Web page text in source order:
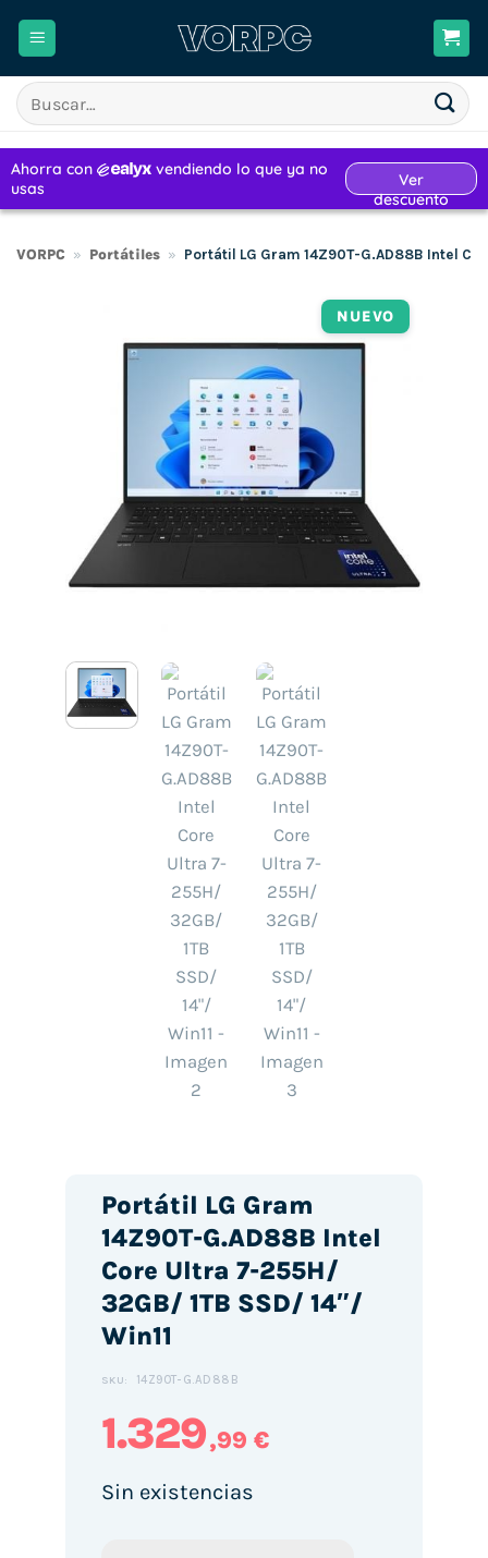
Buscar
por:
VORPC » Portátiles » Portátil LG Gram 14Z90T-G.AD88B Intel
NUEVO
Portátil LG Gram
14Z90T-G.AD88B Intel
Core Ultra 7-255H/
32GB/ 1TB SSD/ 14″/
Win11
SKU: 14Z90T-G.AD88B
1.329,99 €
Sin existencias